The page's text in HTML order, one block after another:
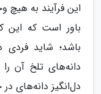
این فرآیند به هیچ
باور است که
باشد؛ شاید فردی
دانه‌های تلخ آن
دل‌انگیز دانه‌های